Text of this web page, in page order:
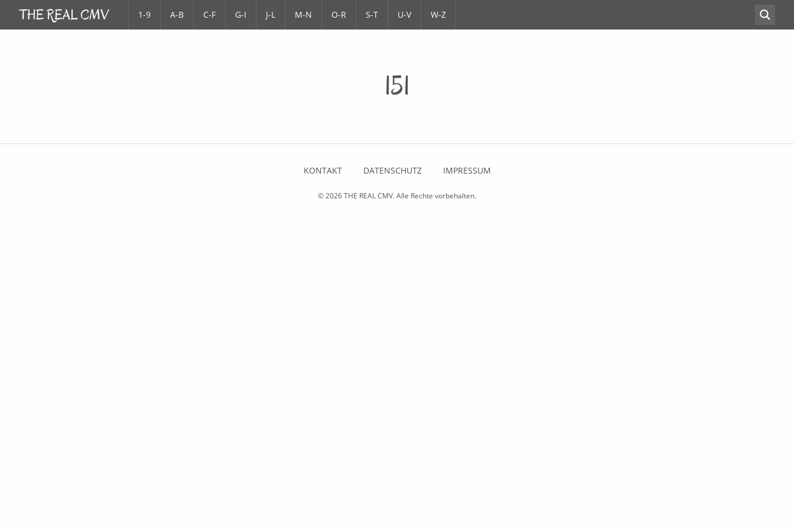
1-9 A-B C-F G-I J-L M-N O-R S-T U-V W-Z
151
KONTAKT DATENSCHUTZ IMPRESSUM
© 2026THE REAL CMV. Alle Rechte vorbehalten.